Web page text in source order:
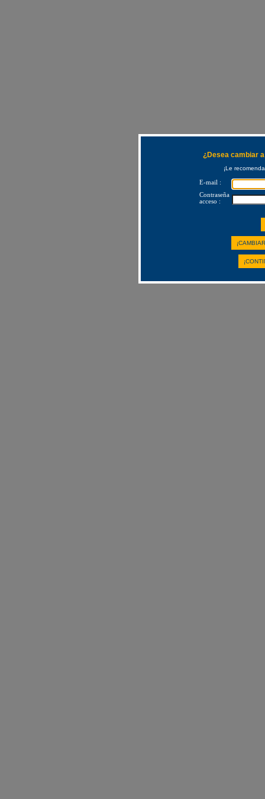
¿Desea cambiar
¡Le
E-mail :
Contraseña
acceso :